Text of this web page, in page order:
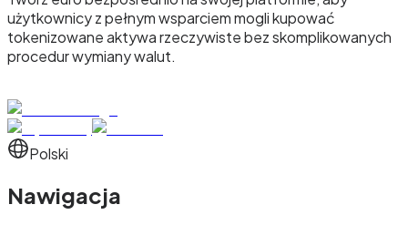
użytkownicy z pełnym wsparciem mogli kupować
tokenizowane aktywa rzeczywiste bez skomplikowanych
procedur wymiany walut.
Polski
Nawigacja